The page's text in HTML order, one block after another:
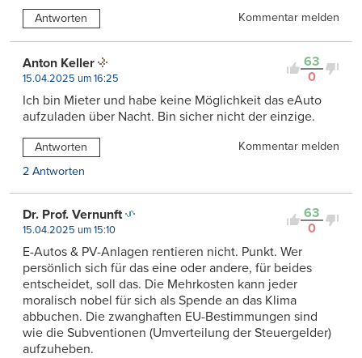
Antworten Kommentar melden
63
0
Anton Keller
15.04.2025 um 16:25
Ich bin Mieter und habe keine Möglichkeit das eAuto
aufzuladen über Nacht. Bin sicher nicht der einzige.
Antworten
Kommentar melden
2 Antworten
63
0
Dr. Prof. Vernunft
15.04.2025 um 15:10
E-Autos & PV-Anlagen rentieren nicht. Punkt. Wer
persönlich sich für das eine oder andere, für beides
entscheidet, soll das. Die Mehrkosten kann jeder
moralisch nobel für sich als Spende an das Klima
abbuchen. Die zwanghaften EU-Bestimmungen sind
wie die Subventionen (Umverteilung der Steuergelder)
aufzuheben.